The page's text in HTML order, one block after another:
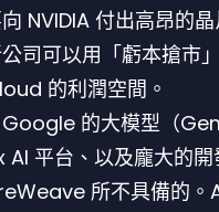
NVIDIA 付出高昂的
司可以用「虧本搶市
的利潤空間。
Google 的大模型（
平台、以及龐大的開
所不具備的。